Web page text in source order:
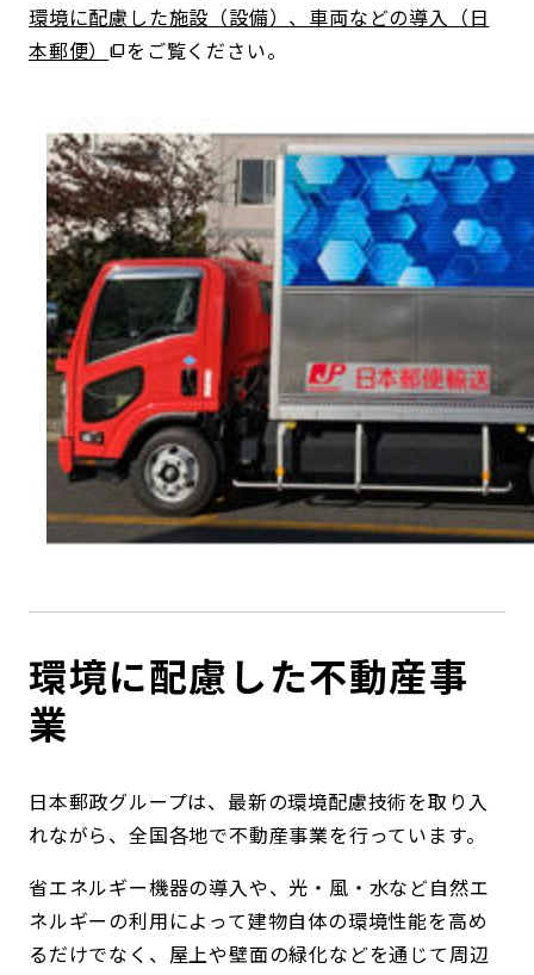
環境に配慮した施設（設備）、車両などの導入（日
本郵便）
をご覧ください。
環境に配慮した不動産事
業
日本郵政グループは、最新の環境配慮技術を取り入
れながら、全国各地で不動産事業を行っています。
省エネルギー機器の導入や、光・風・水など自然エ
ネルギーの利用によって建物自体の環境性能を高め
るだけでなく、屋上や壁面の緑化などを通じて周辺